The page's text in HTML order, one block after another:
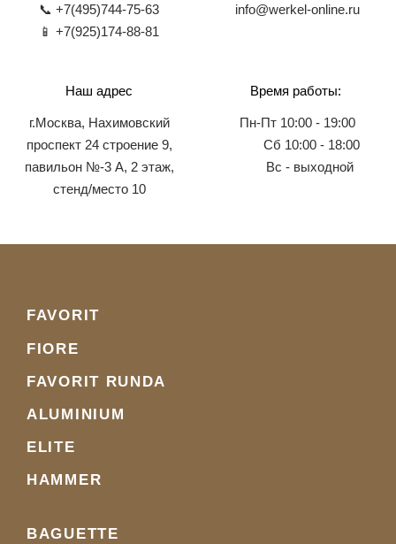
📞 +7(495)744-75-63
📱 +7(925)174-88-81
info@werkel-online.ru
Наш адрес
г.Москва, Нахимовский
проспект 24 строение 9,
павильон №-3 А, 2 этаж,
стенд/место 10
Время работы:
Пн-Пт 10:00 - 19:00
Сб 10:00 - 18:00
Вс - выходной
FAVORIT
FIORE
FAVORIT RUNDA
ALUMINIUM
ELITE
HAMMER
BAGUETTE